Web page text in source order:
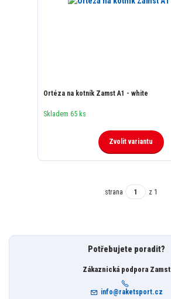
Ortéza na kotník Zamst A1 - white
Skladem 65 ks
Zvolit variantu
strana z 1
Potřebujete poradit?
Zákaznická podpora Zamst
info@raketsport.cz